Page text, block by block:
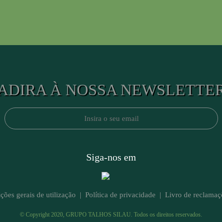
À NOSSA
Siga-nos em
gerais de utilização | Política de privacidade | Livro de
© Copyright 2020, GRUPO TALHOS SILAU. Todos os direitos reservados.